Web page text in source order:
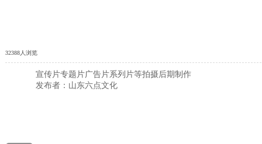
32388人浏览
宣传片专题片广告片系列片等拍摄后期制作
发布者：山东六点文化